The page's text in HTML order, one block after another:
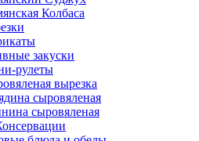
Колбаса
закуски
рулеты
вырезка
сыровяленая
сыровяленая